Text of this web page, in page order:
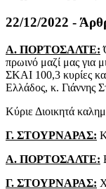
22/12/2022 -
Α. ΠΟΡΤΟΣΑΛΤΕ:
πρωινό μαζί μας για
ΣΚΑΙ 100,3 κυρίες
Ελλάδος, κ. Γιάννης
Κύριε Διοικητά
Γ. ΣΤΟΥΡΝΑΡΑΣ:
Α. ΠΟΡΤΟΣΑΛΤΕ:
Γ. ΣΤΟΥΡΝΑΡΑΣ: